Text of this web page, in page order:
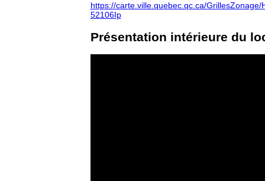
https://carte.ville.quebec.qc.ca/
52106Ip
Présentation intérieure du